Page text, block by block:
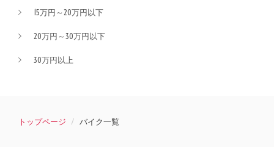
15万円～20万円以下
20万円～30万円以下
30万円以上
トップページ バイク一覧